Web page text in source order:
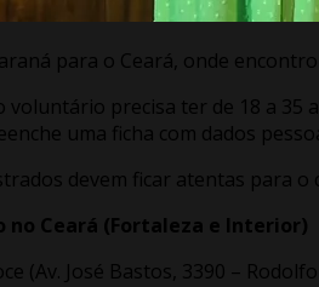
para o Ceará, onde
voluntário precisa ter de 18 a
uma ficha com dados
devem ficar atentas para
no Ceará (Fortaleza e Interior)
(Av. José Bastos, 3390 –